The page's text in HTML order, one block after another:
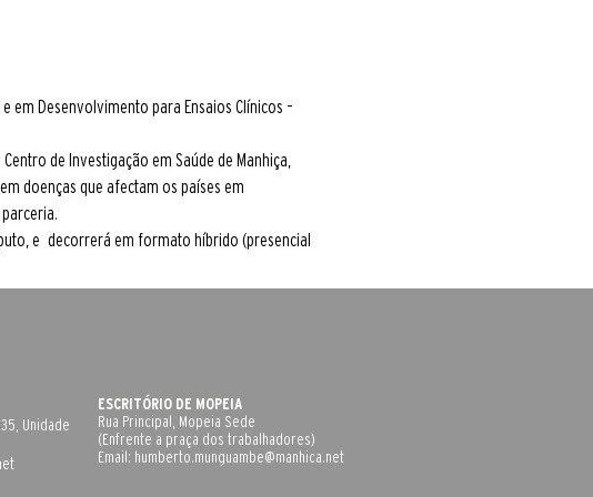
em Desenvolvimento para Ensaios Clínicos –
de Investigação em Saúde de Manhiça,
doenças que afectam os países em
e   decorrerá em formato híbrido (presencial
Unidade
ESCRITÓRIO DE MOPEIA
Rua Principal, Mopeia Sede
(Enfrente a praça dos trabalhadores)
Email: humberto.munguambe@manhica.net